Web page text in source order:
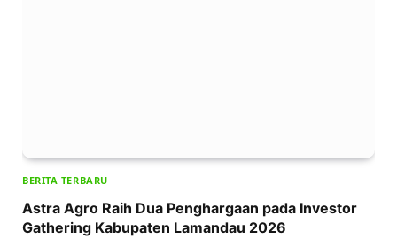
BERITA TERBARU
Astra Agro Raih Dua Penghargaan pada Investor
Gathering Kabupaten Lamandau 2026